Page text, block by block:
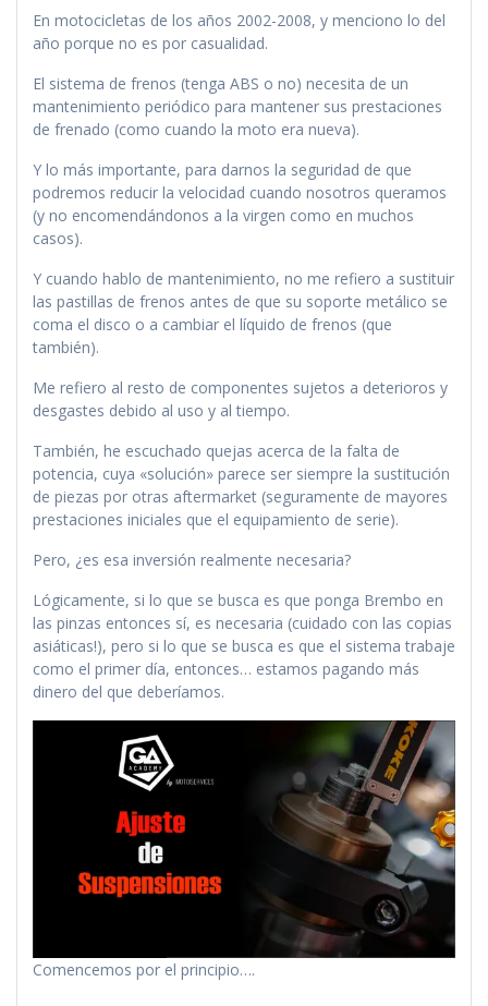
En motocicletas de los años 2002-2008, y menciono lo del
año porque no es por casualidad.
El sistema de frenos (tenga ABS o no) necesita de un
mantenimiento periódico para mantener sus prestaciones
de frenado (como cuando la moto era nueva).
Y lo más importante, para darnos la seguridad de que
podremos reducir la velocidad cuando nosotros queramos
(y no encomendándonos a la virgen como en muchos
casos).
Y cuando hablo de mantenimiento, no me refiero a sustituir
las pastillas de frenos antes de que su soporte metálico se
coma el disco o a cambiar el líquido de frenos (que
también).
Me refiero al resto de componentes sujetos a deterioros y
desgastes debido al uso y al tiempo.
También, he escuchado quejas acerca de la falta de
potencia, cuya «solución» parece ser siempre la sustitución
de piezas por otras aftermarket (seguramente de mayores
prestaciones iniciales que el equipamiento de serie).
Pero, ¿es esa inversión realmente necesaria?
Lógicamente, si lo que se busca es que ponga Brembo en
las pinzas entonces sí, es necesaria (cuidado con las copias
asiáticas!), pero si lo que se busca es que el sistema trabaje
como el primer día, entonces… estamos pagando más
dinero del que deberíamos.
Comencemos por el principio….